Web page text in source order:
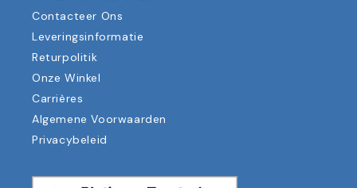
Contacteer Ons
Leveringsinformatie
Returpolitik
Onze Winkel
Carrières
Algemene Voorwaarden
Privacybeleid